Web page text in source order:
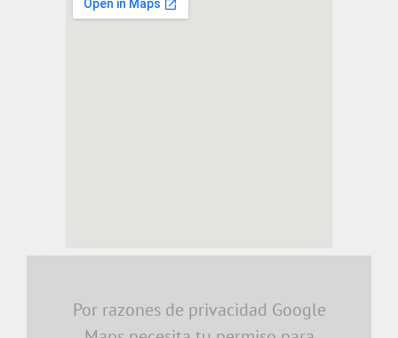
Por razones de privacidad Google